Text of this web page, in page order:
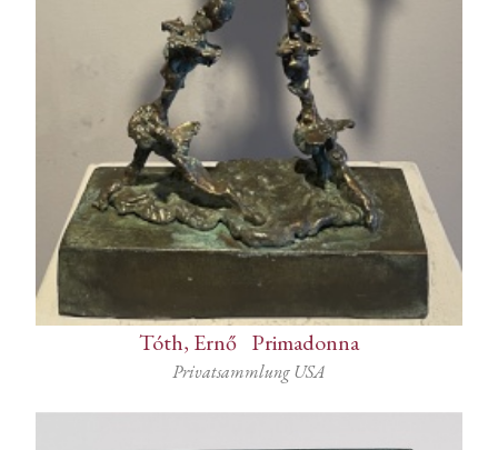
Tóth, Ernő Primadonna
Privatsammlung USA